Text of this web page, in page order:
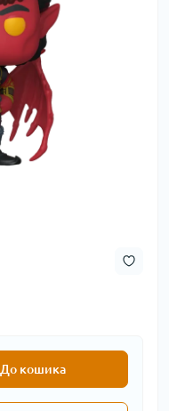
До кошика